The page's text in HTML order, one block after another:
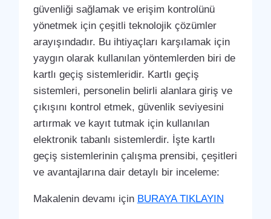
güvenliği sağlamak ve erişim kontrolünü
yönetmek için çeşitli teknolojik çözümler
arayışındadır. Bu ihtiyaçları karşılamak için
yaygın olarak kullanılan yöntemlerden biri de
kartlı geçiş sistemleridir. Kartlı geçiş
sistemleri, personelin belirli alanlara giriş ve
çıkışını kontrol etmek, güvenlik seviyesini
artırmak ve kayıt tutmak için kullanılan
elektronik tabanlı sistemlerdir. İşte kartlı
geçiş sistemlerinin çalışma prensibi, çeşitleri
ve avantajlarına dair detaylı bir inceleme:
Makalenin devamı için BURAYA TIKLAYIN